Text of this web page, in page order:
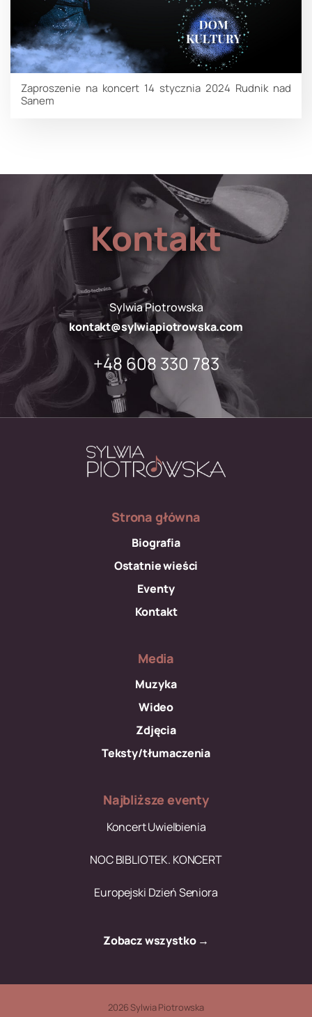
Zaproszenie na koncert 14 stycznia 2024 Rudnik nad
Sanem
Kontakt
Sylwia Piotrowska
kontakt@sylwiapiotrowska.com
+48 608 330 783
Strona główna
Biografia
Ostatnie wieści
Eventy
Kontakt
Media
Muzyka
Wideo
Zdjęcia
Teksty/tłumaczenia
Najbliższe eventy
Koncert Uwielbienia
NOC BIBLIOTEK. KONCERT
Europejski Dzień Seniora
Zobacz wszystko →
2026 Sylwia Piotrowska